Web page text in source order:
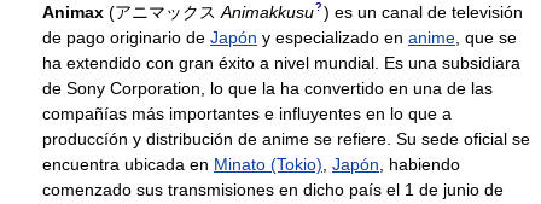
Animax (アニマックス Animakkusu? ) es un canal de televisión
de pago originario de Japón y especializado en anime , que se
ha extendido con gran éxito a nivel mundial. Es una subsidiara
de Sony Corporation, lo que la ha convertido en una de las
compañías más importantes e influyentes en lo que a
produccíón y distribución de anime se refiere. Su sede oficial se
encuentra ubicada en Minato (Tokio) Japón , habiendo
comenzado sus transmisiones en dicho país el 1 de junio de